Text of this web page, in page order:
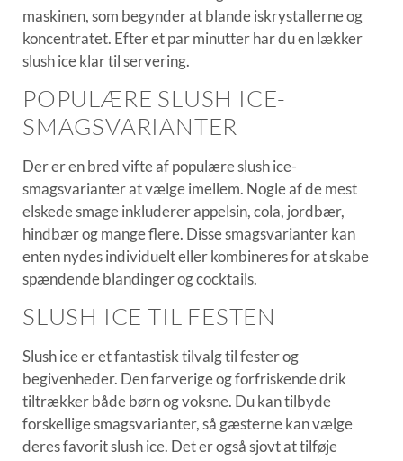
maskinen, som begynder at blande iskrystallerne og
koncentratet. Efter et par minutter har du en lækker
slush ice klar til servering.
POPULÆRE SLUSH ICE-
SMAGSVARIANTER
Der er en bred vifte af populære slush ice-
smagsvarianter at vælge imellem. Nogle af de mest
elskede smage inkluderer appelsin, cola, jordbær,
hindbær og mange flere. Disse smagsvarianter kan
enten nydes individuelt eller kombineres for at skabe
spændende blandinger og cocktails.
SLUSH ICE TIL FESTEN
Slush ice er et fantastisk tilvalg til fester og
begivenheder. Den farverige og forfriskende drik
tiltrækker både børn og voksne. Du kan tilbyde
forskellige smagsvarianter, så gæsterne kan vælge
deres favorit slush ice. Det er også sjovt at tilføje